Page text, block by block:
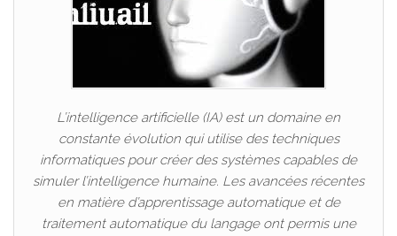
L’intelligence artificielle (IA) est un domaine en
constante évolution qui utilise des techniques
informatiques pour créer des systèmes capables de
simuler l’intelligence humaine. Les avancées récentes
en matière d’apprentissage automatique et de
traitement automatique du langage ont permis une